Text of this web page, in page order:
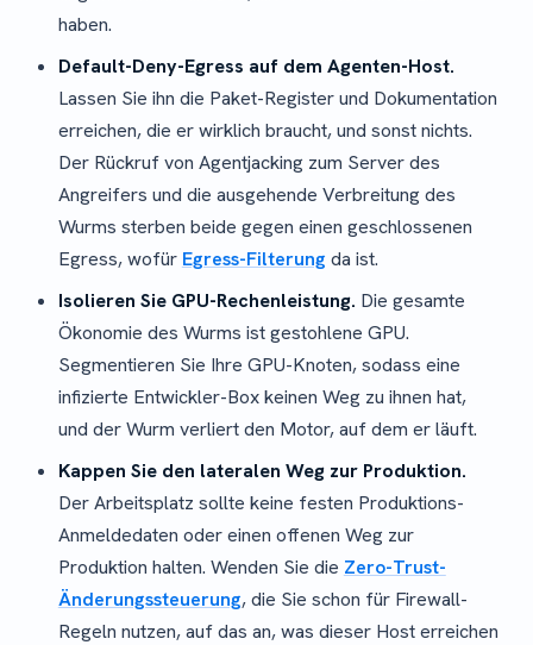
haben.
Default-Deny-Egress auf dem Agenten-Host.
Lassen Sie ihn die Paket-Register und Dokumentation
erreichen, die er wirklich braucht, und sonst nichts.
Der Rückruf von Agentjacking zum Server des
Angreifers und die ausgehende Verbreitung des
Wurms sterben beide gegen einen geschlossenen
Egress, wofür Egress-Filterung da ist.
Isolieren Sie GPU-Rechenleistung. Die gesamte
Ökonomie des Wurms ist gestohlene GPU.
Segmentieren Sie Ihre GPU-Knoten, sodass eine
infizierte Entwickler-Box keinen Weg zu ihnen hat,
und der Wurm verliert den Motor, auf dem er läuft.
Kappen Sie den lateralen Weg zur Produktion.
Der Arbeitsplatz sollte keine festen Produktions-
Anmeldedaten oder einen offenen Weg zur
Produktion halten. Wenden Sie die Zero-Trust-
Änderungssteuerung, die Sie schon für Firewall-
Regeln nutzen, auf das an, was dieser Host erreichen